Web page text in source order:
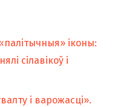
іконы:
сілавікоў і
і варожасці».